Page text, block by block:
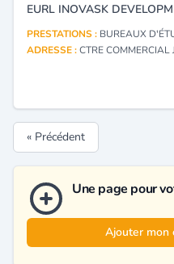
PRESTATIONS : BUREAUX D'ÉTUDES
ADRESSE :CTRE COMMERCIAL JENINA
« Précédent
Une page pour
Ajouter mon